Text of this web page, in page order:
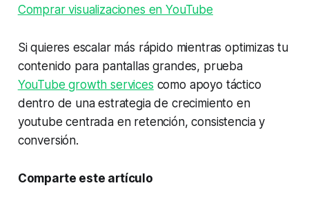
Comprar visualizaciones en YouTube
Si quieres escalar más rápido mientras optimizas tu
contenido para pantallas grandes, prueba
YouTube growth services como apoyo táctico
dentro de una estrategia de crecimiento en
youtube centrada en retención, consistencia y
conversión.
Comparte este artículo